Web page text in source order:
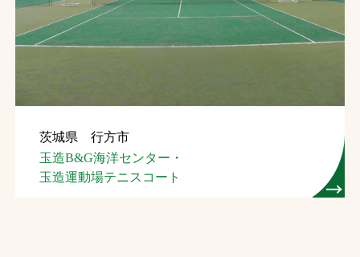
茨城県 行方市
玉造B&G海洋センター・
玉造運動場テニスコート